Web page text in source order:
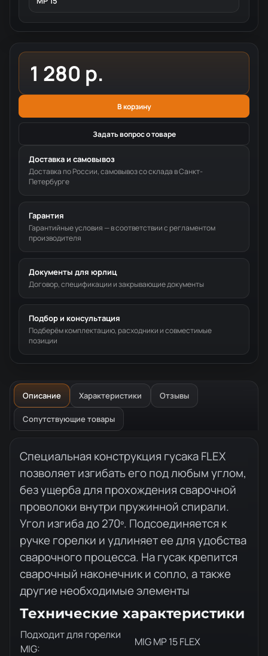
1 280 р.
В корзину
Задать вопрос о товаре
Доставка и самовывоз
Доставка по России, самовывоз со склада в Санкт-
Петербурге
Гарантия
Гарантийные условия — в соответствии с регламентом
производителя
Документы для юрлиц
Договор, спецификации и закрывающие документы
Подбор и консультация
Подберём комплектацию, расходники и совместимые
позиции
Описание Характеристики Отзывы
Сопутствующие товары
Описание товара
Специальная конструкция гусака FLEX
позволяет изгибать его под любым углом,
без ущерба для прохождения сварочной
проволоки внутри пружинной спирали.
Угол изгиба до 270º. Подсоединяется к
ручке горелки и удлиняет ее для удобства
сварочного процесса. На гусак крепится
сварочный наконечник и сопло, а также
другие необходимые элементы
Технические характеристики
Подходит для горелки
MIG:
MIG MP 15 FLEX